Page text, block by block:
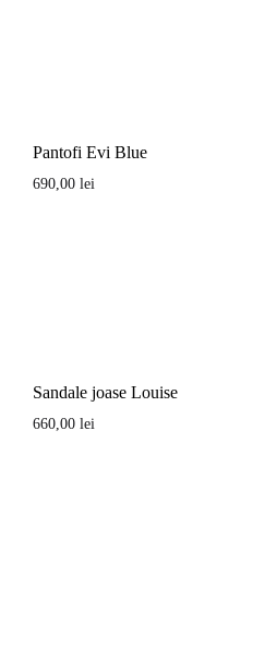
Pantofi Evi Blue
690,00 lei
Sandale joase Louise
660,00 lei